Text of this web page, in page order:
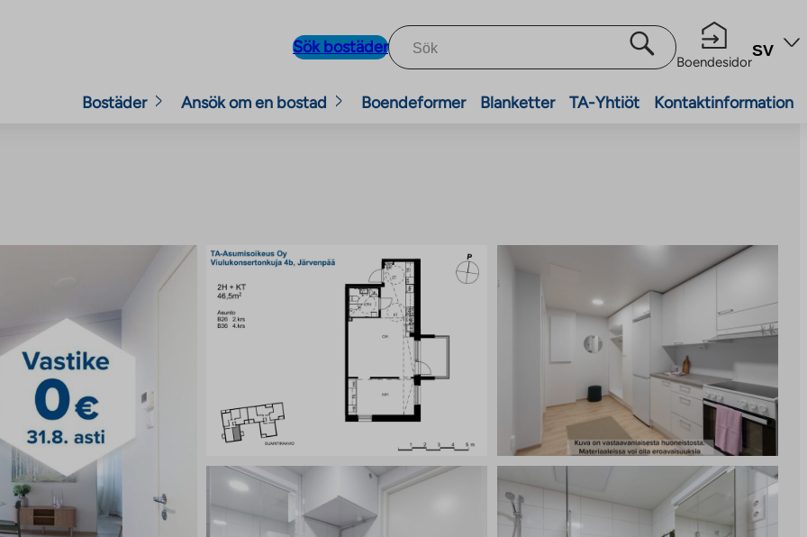
Sök bostäder
Boendesidor
SV
Bostäder Ansök om en bostad Boendeformer Blanketter TA-Yhtiöt Kontaktinformation